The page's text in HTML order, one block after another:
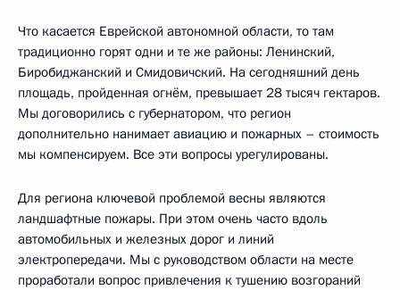
Что касается Еврейской автономной области, то там
традиционно горят одни и те же районы: Ленинский,
Биробиджанский и Смидовичский. На сегодняшний день
площадь, пройденная огнём, превышает 28 тысяч гектаров.
Мы договорились с губернатором, что регион
дополнительно нанимает авиацию и пожарных – стоимость
мы компенсируем. Все эти вопросы урегулированы.
Для региона ключевой проблемой весны являются
ландшафтные пожары. При этом очень часто вдоль
автомобильных и железных дорог и линий
электропередачи. Мы с руководством области на месте
проработали вопрос привлечения к тушению возгораний